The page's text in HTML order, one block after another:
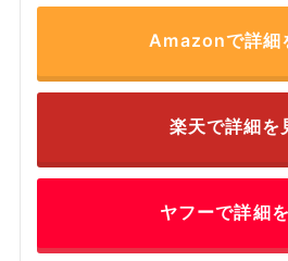
Amazonで詳細
楽天で詳細を
ヤフーで詳細